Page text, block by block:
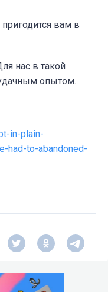
пригодится вам в
нас в такой
опытом.
in-plain-
had-to-abandoned-